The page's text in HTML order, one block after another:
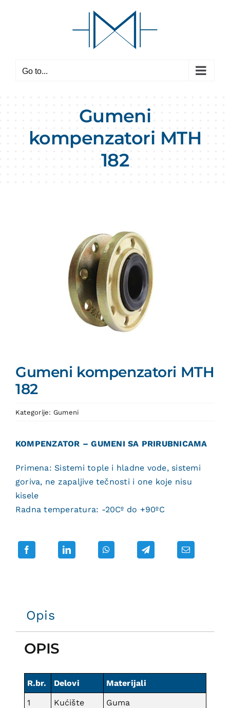
Go to...
Gumeni
kompenzatori MTH
182
Gumeni kompenzatori MTH
182
Kategorije: Gumeni
KOMPENZATOR – GUMENI SA PRIRUBNICAMA
Primena: Sistemi tople i hladne vode, sistemi
goriva, ne zapaljive tečnosti i one koje nisu
kisele
Radna temperatura: -20Cº do +90ºC
Opis
OPIS
R.br. Delovi
Materijali
1
Kućište
Guma